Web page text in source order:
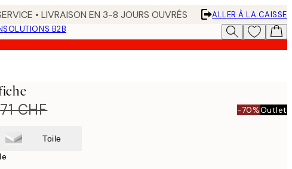
• LIVRAISON EN 3-8 JOURS OUVRÉS
ALLER À LA CAISSE
SOLUTIONS B2B
71 CHF -70%Outlet
Toile